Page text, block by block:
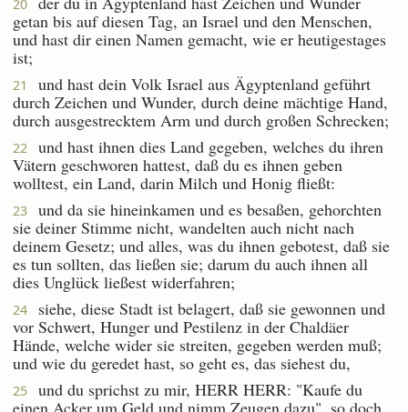
20
getan bis auf diesen Tag, an Israel und den Menschen,
und hast dir einen Namen gemacht, wie er heutigestages
ist;
21
und hast dein Volk Israel aus Ägyptenland geführt
durch Zeichen und Wunder, durch deine mächtige Hand,
durch ausgestrecktem Arm und durch großen Schrecken;
22
und hast ihnen dies Land gegeben, welches du ihren
Vätern geschworen hattest, daß du es ihnen geben
wolltest, ein Land, darin Milch und Honig fließt:
23
und da sie hineinkamen und es besaßen, gehorchten
sie deiner Stimme nicht, wandelten auch nicht nach
deinem Gesetz; und alles, was du ihnen gebotest, daß sie
es tun sollten, das ließen sie; darum du auch ihnen all
dies Unglück ließest widerfahren;
24
siehe, diese Stadt ist belagert, daß sie gewonnen und
vor Schwert, Hunger und Pestilenz in der Chaldäer
Hände, welche wider sie streiten, gegeben werden muß;
und wie du geredet hast, so geht es, das siehest du,
25
und du sprichst zu mir, HERR HERR: "Kaufe du
einen Acker um Geld und nimm Zeugen dazu", so doch